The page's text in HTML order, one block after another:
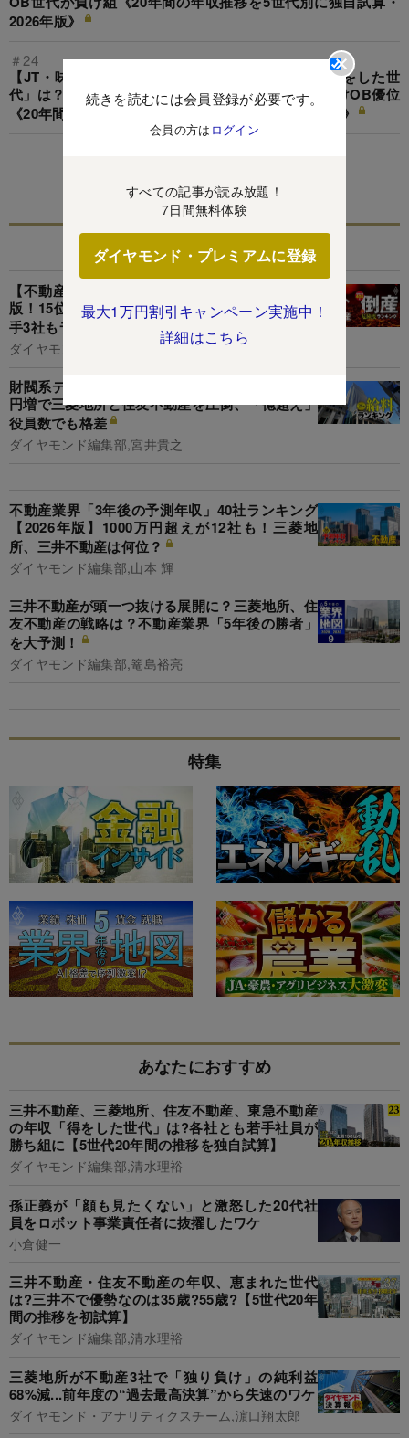
続きを読むには会員登録が必要です。
会員の方は ログイン
すべての記事が読み放題！
7日間無料体験
ダイヤモンド・プレミアムに登録
最大1万円割引キャンペーン実施中！
詳細はこちら
2026年版》
＃24
【JT・味の素・明治・日清食品】年収の浮沈で「損をした世
代」は？若手が勝ち組のJT・明治・日清、味の素だけOB優位
《20年間の年収推移を5世代別に独自試算・2026年版》
関連記事
【不動産66社】倒産危険度ランキング2026最新
版！15位ヒューリック、11位東京建物、財閥大
手3社もランクイン
ダイヤモンド編集部
財閥系デベ3社の給料対決！三井不動産が数百万
円増で三菱地所と住友不動産を圧倒、「億超え」
役員数でも格差
ダイヤモンド編集部,宮井貴之
不動産業界「3年後の予測年収」40社ランキング
【2026年版】1000万円超えが12社も！三菱地
所、三井不動産は何位？
ダイヤモンド編集部,山本 輝
三井不動産が頭一つ抜ける展開に？三菱地所、住
友不動産の戦略は？不動産業界「5年後の勝者」
を大予測！
ダイヤモンド編集部,篭島裕亮
特集
あなたにおすすめ
三井不動産、三菱地所、住友不動産、東急不動産
の年収「得をした世代」は?各社とも若手社員が
勝ち組に【5世代20年間の推移を独自試算】
ダイヤモンド編集部,清水理裕
孫正義が「顔も見たくない」と激怒した20代社
員をロボット事業責任者に抜擢したワケ
小倉健一
三井不動産・住友不動産の年収、恵まれた世代
は?三井不で優勢なのは35歳?55歳?【5世代20年
間の推移を初試算】
ダイヤモンド編集部,清水理裕
三菱地所が不動産3社で「独り負け」の純利益
68%減...前年度の“過去最高決算”から失速のワケ
ダイヤモンド・アナリティクスチーム,濵口翔太郎